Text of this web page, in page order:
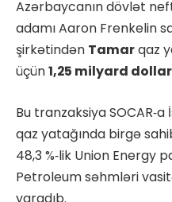
Azərbaycanın dövlət
adamı Aaron Frenkelin
şirkətindən Tamarqaz
üçün1,25 milyard dollar
Bu tranzaksiya
qaz yatağında birgə
48,3 %‑lik Union Energy
Petroleum səhmləri
yaradıb.